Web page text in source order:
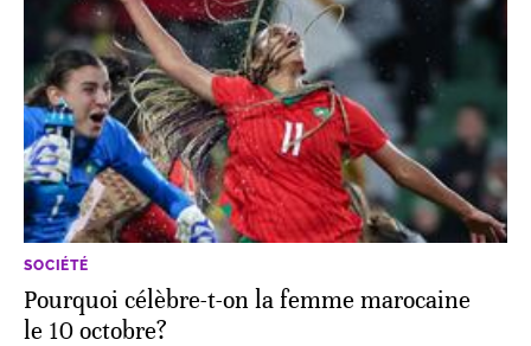
SOCIÉTÉ
Pourquoi célèbre-t-on la femme marocaine
le 10 octobre?